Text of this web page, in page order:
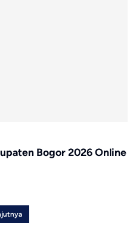
Bogor 2026 Online